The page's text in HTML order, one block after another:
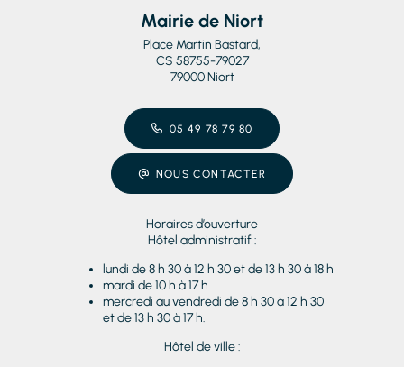
Mairie de Niort
Place Martin Bastard,
CS 58755-79027
79000 Niort
05 49 78 79 80
NOUS CONTACTER
Horaires d’ouverture
Hôtel administratif :
lundi de 8 h 30 à 12 h 30 et de 13 h 30 à 18 h
mardi de 10 h à 17 h
mercredi au vendredi de 8 h 30 à 12 h 30
et de 13 h 30 à 17 h.
Hôtel de ville :